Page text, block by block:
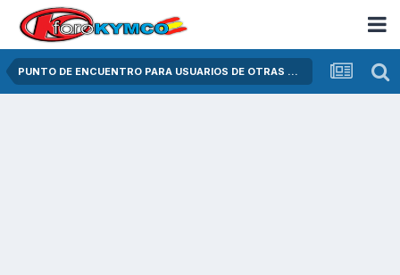
PUNTO DE ENCUENTRO PARA USUARIOS DE OTRAS MARCAS